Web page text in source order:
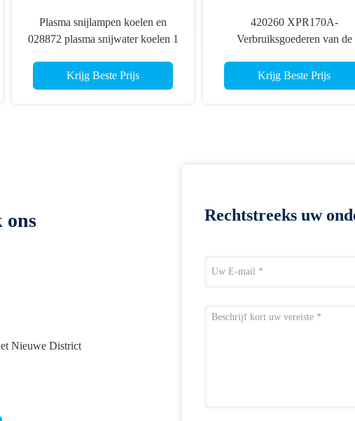
Plasma snijlampen koelen en
028872 plasma snijwater koelen 1
Krijg Beste Prijs
420260 XPR170A-
Verbruiksgoederen van de
Krijg Beste Prijs
ons
Nieuwe District
Rechtstreeks uw